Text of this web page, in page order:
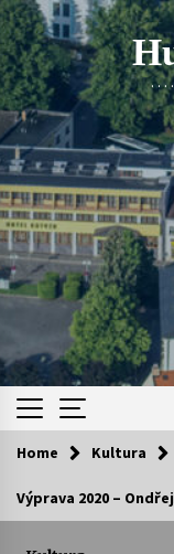
Skip
to
content
. . .
Kam za
Home Kultura
Výprava 2020 –